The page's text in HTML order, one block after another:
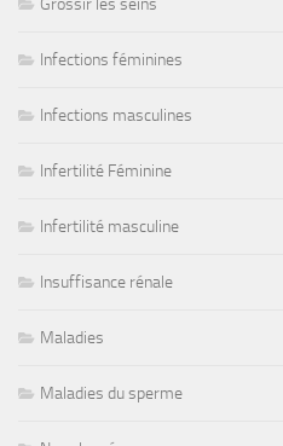
Grossir les seins
Infections féminines
Infections masculines
Infertilité Féminine
Infertilité masculine
Insuffisance rénale
Maladies
Maladies du sperme